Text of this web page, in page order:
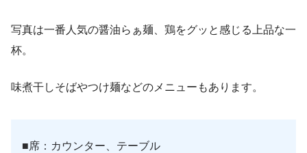
写真は一番人気の醤油らぁ麺、鶏をグッと感じる上品な一
杯。
味煮干しそばやつけ麺などのメニューもあります。
■席：カウンター、テーブル